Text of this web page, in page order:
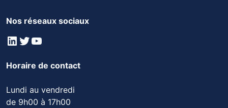
Nos réseaux sociaux
LinkedIn
Twitter
YouTube
Horaire de contact
Lundi au vendredi
de 9h00 à 17h00